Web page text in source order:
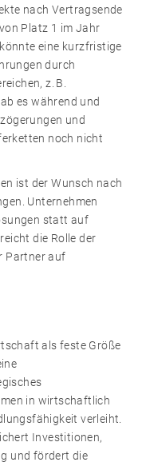
nach Vertragsende
Platz 1 im Jahr
eine kurzfristige
durch
z. B.
es während und
und
noch nicht
ist der Wunsch nach
Unternehmen
statt auf
die Rolle der
Partner auf
als feste Größe
in wirtschaftlich
verleiht.
Investitionen,
und fördert die